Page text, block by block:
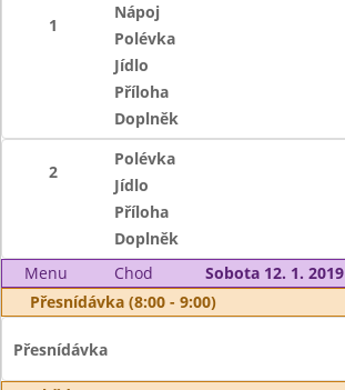
1
Nápoj
Polévka
Jídlo
Příloha
Doplněk
2
Polévka
Jídlo
Příloha
Doplněk
Menu
Chod
Sobota 12. 1. 2019
Přesnídávka (8:00 - 9:00)
Přesnídávka